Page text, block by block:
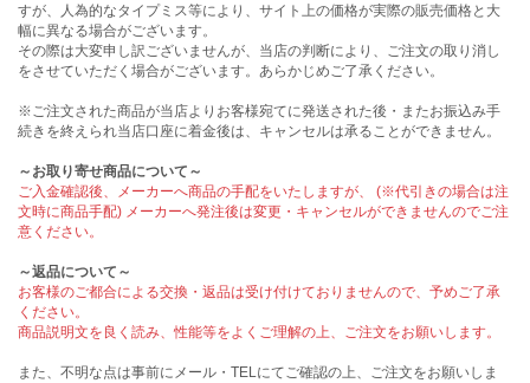
すが、人為的なタイプミス等により、サイト上の価格が実際の販売価格と大
幅に異なる場合がございます。
その際は大変申し訳ございませんが、当店の判断により、ご注文の取り消し
をさせていただく場合がございます。あらかじめご了承ください。
※ご注文された商品が当店よりお客様宛てに発送された後・またお振込み手
続きを終えられ当店口座に着金後は、キャンセルは承ることができません。
～お取り寄せ商品について～
ご入金確認後、メーカーへ商品の手配をいたしますが、 (※代引きの場合は注
文時に商品手配) メーカーへ発注後は変更・キャンセルができませんのでご注
意ください。
～返品について～
お客様のご都合による交換・返品は受け付けておりませんので、予めご了承
ください。
商品説明文を良く読み、性能等をよくご理解の上、ご注文をお願いします。
また、不明な点は事前にメール・TELにてご確認の上、ご注文をお願いしま